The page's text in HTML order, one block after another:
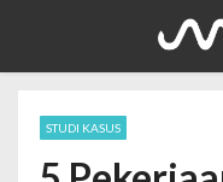
STUDI KASUS